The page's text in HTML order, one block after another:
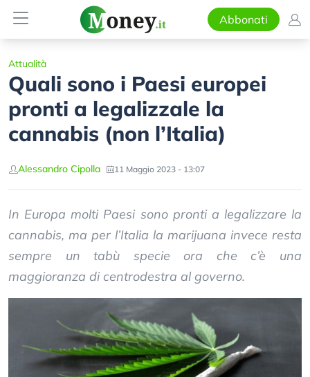
Abbonati
Attualità
Quali sono i Paesi europei
pronti a legalizzale la
cannabis (non l’Italia)
Alessandro Cipolla 11 Maggio 2023 - 13:07
In Europa molti Paesi sono pronti a legalizzare la
cannabis, ma per l’Italia la marijuana invece resta
sempre un tabù specie ora che c’è una
maggioranza di centrodestra al governo.